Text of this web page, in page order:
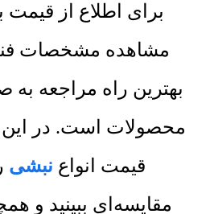
برای اطلاع از
مشاهده مشخصات
بهترین راه مراجعه
محصولات است. در این
قیمت انواع نبشی
مقایسه‌ای ببینید و